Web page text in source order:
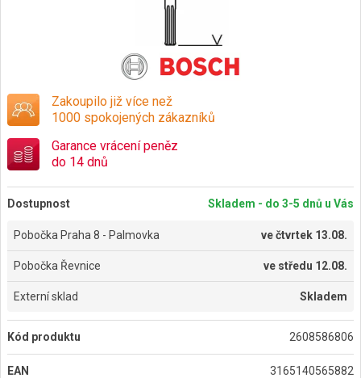
Zakoupilo již více než
1000 spokojených zákazníků
Garance vrácení peněz
do 14 dnů
Dostupnost Skladem - do 3-5 dnů u Vás
Pobočka Praha 8 - Palmovka večtvrtek 13.08.
Pobočka Řevnice ve středu 12.08.
Externí sklad Skladem
Kód produktu 2608586806
EAN 3165140565882